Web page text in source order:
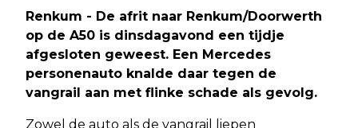
Renkum - De afrit naar Renkum/Doorwerth
op de A50 is dinsdagavond een tijdje
afgesloten geweest. Een Mercedes
personenauto knalde daar tegen de
vangrail aan met flinke schade als gevolg.
Zowel de auto als de vangrail liepen